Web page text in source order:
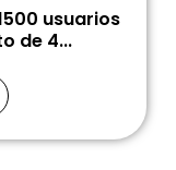
usuarios
de 4...